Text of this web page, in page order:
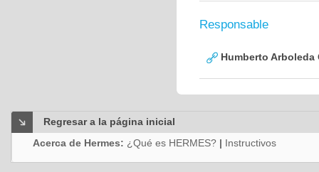
Responsable
Humberto Arboleda
Regresar a la página inicial
Acerca de Hermes: ¿Qué es HERMES? | Instructivos